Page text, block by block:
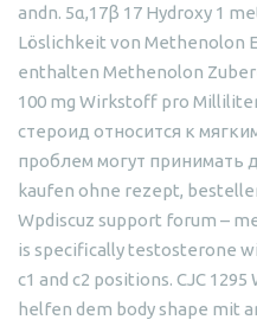
andn. 5α,17β 17 Hydroxy 1
Löslichkeit von Methenolon
enthalten Methenolon
100 mg Wirkstoff pro
стероид относится к
проблем могут принимать
kaufen ohne rezept,
Wpdiscuz support forum –
is specifically testosterone
c1 and c2 positions. CJC
helfen dem body shape mit